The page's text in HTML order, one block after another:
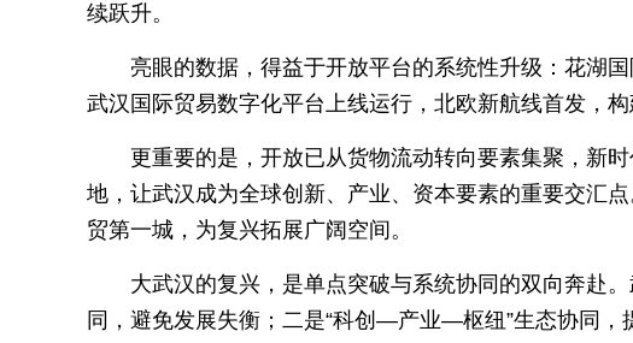
续跃升。
亮眼的数据，得益于开放平台的系统性升级：花湖
武汉国际贸易数字化平台上线运行，北欧新航线首发，构
更重要的是，开放已从货物流动转向要素集聚，新
地，让武汉成为全球创新、产业、资本要素的重要交汇
贸第一城，为复兴拓展广阔空间。
大武汉的复兴，是单点突破与系统协同的双向奔赴
同，避免发展失衡；二是“科创—产业—枢纽”生态协同